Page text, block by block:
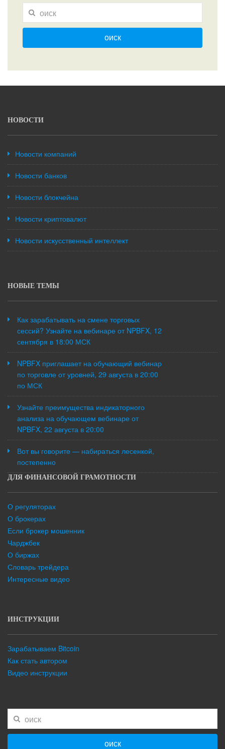
оиск
НОВОСТИ
Новости компаний
Новости банков
Новости блокчейна
Новости криптовалют
Новости искусственный интеллект
НОВЫЕ ТЕМЫ
Как зарабатывать на смене торговых
сессий? Узнайте на вебинаре от NPBFX, 12
сентября в 18:00 МСК
NPBFX приглашает на обучающий вебинар
по торговле от уровней, 29 августа в 20:00
по МСК
Узнайте преимущества индикаторного
анализа на обучающем вебинаре от
NPBFX, 22 августа в 20:00
Вот вы говорите — набираться лесенкой,
постепенно
ДЛЯ ФИНАНСОВОЙ ГРАМОТНОСТИ
О регуляторах
О брокерах
Если брокер мошенник
Чарджбек
О биржах
Словарь трейдера
Интересные видео
ИНСТРУКЦИИ
Зарабатываем Bitcoin
Как стать автором
Видео инструкции
оиск